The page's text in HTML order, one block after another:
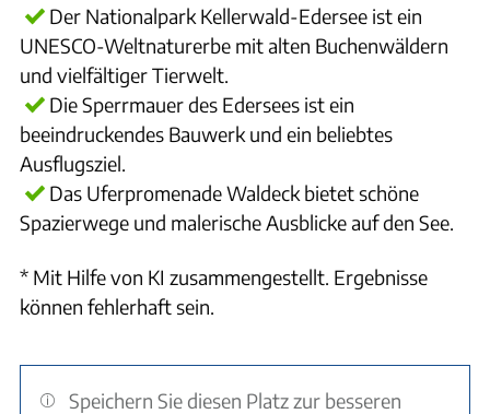
Der Nationalpark Kellerwald-Edersee ist ein
UNESCO-Weltnaturerbe mit alten Buchenwäldern
und vielfältiger Tierwelt.
Die Sperrmauer des Edersees ist ein
beeindruckendes Bauwerk und ein beliebtes
Ausflugsziel.
Das Uferpromenade Waldeck bietet schöne
Spazierwege und malerische Ausblicke auf den See.
* Mit Hilfe von KI zusammengestellt. Ergebnisse
können fehlerhaft sein.
Speichern Sie diesen Platz zur besseren